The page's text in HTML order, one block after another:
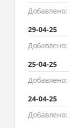
Добавлено:
29-04-25
Добавлено:
25-04-25
Добавлено:
24-04-25
Добавлено: